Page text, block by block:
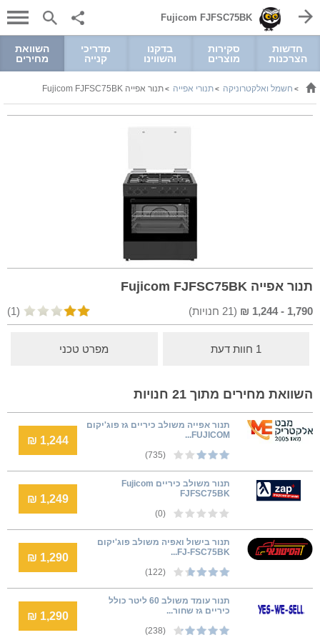
Fujicom FJFSC75BK
חדשות
הצרכנות
סקירות
מוצרים
בדקנו
והשווינו
מדריכי
קנייה
השוואת
מחירים
> חשמל ואלקטרוניקה >תנורי אפייה >תנור אפייה Fujicom FJFSC75BK
תנור אפייה Fujicom FJFSC75BK
1,790
-
1,244
₪
(
21 חנויות) (1)
1 חוות דעת מפרט טכני
השוואת מחירים מתוך 21 חנויות
תנור אפייה משולב כיריים גז פוג'יקום
FUJICOM...
(735)
1,244 ₪
תנור משולב כיריים Fujicom
FJFSC75BK
(0)
1,249 ₪
תנור בישול ואפיה משולב פוג'יקום
FJ-FSC75BK...
(122)
1,290 ₪
תנור עומד משולב 60 ליטר כולל
כיריים גז שחור...
(238)
1,290 ₪